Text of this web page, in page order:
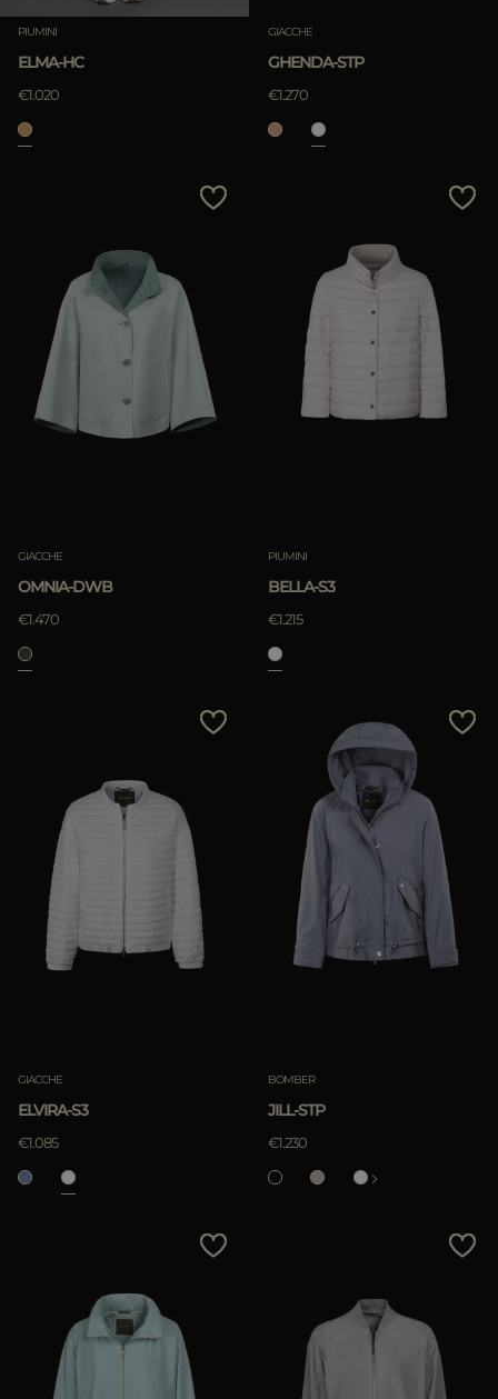
PIUMINI
ELMA-HC
€1.020
GIACCHE
GHENDA-STP
€1.270
GIACCHE
OMNIA-DWB
€1.470
PIUMINI
BELLA-S3
€1.215
GIACCHE
ELVIRA-S3
€1.085
BOMBER
JILL-STP
€1.230